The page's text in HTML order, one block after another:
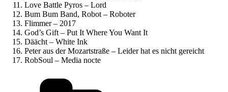
Love Battle Pyros – Lord
Bum Bum Band, Robot – Roboter
Flimmer – 2017
God’s Gift – Put It Where You Want It
Däächt – White Ink
Peter aus der Mozartstraße – Leider hat es nicht gereicht
RobSoul – Media nocte